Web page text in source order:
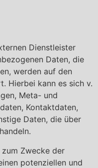
Dienstleister
Daten, die
werden auf den
Hierbei kann es sich v.
Meta- und
Kontaktdaten,
Daten, die über
Zwecke der
potenziellen und